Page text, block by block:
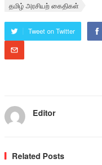
தமிழ் அரசியற் கைதிகள்
Tweet on Twitter
Editor
Related Posts